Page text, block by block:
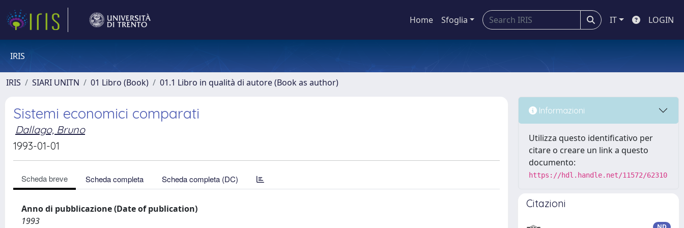
Home Sfoglia IT LOGIN
IRIS
IRIS SIARI UNITN 01 Libro (Book) 01.1 Libro in qualità di autore (Book as author)
Sistemi economici comparati
Dallago, Bruno
1993-01-01
Scheda breve Scheda completa Scheda completa (DC)
Anno di pubblicazione (Date of publication)
1993
Informazioni
Utilizza questo identificativo per
citare o creare un link a questo
documento:
https://hdl.handle.net/11572/62310
Citazioni